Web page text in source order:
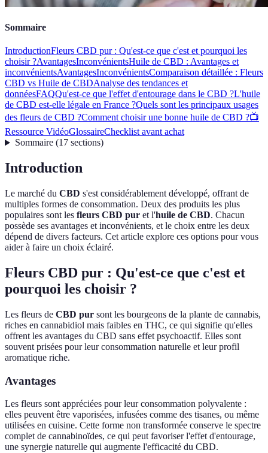
Sommaire
IntroductionFleurs CBD pur : Qu'est-ce que c'est et pourquoi les
choisir ?AvantagesInconvénientsHuile de CBD : Avantages et
inconvénientsAvantagesInconvénientsComparaison détaillée : Fleurs
CBD vs Huile de CBDAnalyse des tendances et
donnéesFAQQu'est-ce que l'effet d'entourage dans le CBD ?L'huile
de CBD est-elle légale en France ?Quels sont les principaux usages
des fleurs de CBD ?Comment choisir une bonne huile de CBD ?📺
Ressource VidéoGlossaireChecklist avant achat
Sommaire(17 sections)
Introduction
Le marché du CBD s'est considérablement développé, offrant de
multiples formes de consommation. Deux des produits les plus
populaires sont les fleurs CBD pur et l'huile de CBD. Chacun
possède ses avantages et inconvénients, et le choix entre les deux
dépend de divers facteurs. Cet article explore ces options pour vous
aider à faire un choix éclairé.
Fleurs CBD pur : Qu'est-ce que c'est et
pourquoi les choisir ?
Les fleurs de CBD pur sont les bourgeons de la plante de cannabis,
riches en cannabidiol mais faibles en THC, ce qui signifie qu'elles
offrent les avantages du CBD sans effet psychoactif. Elles sont
souvent prisées pour leur consommation naturelle et leur profil
aromatique riche.
Avantages
Les fleurs sont appréciées pour leur consommation polyvalente :
elles peuvent être vaporisées, infusées comme des tisanes, ou même
utilisées en cuisine. Cette forme non transformée conserve le spectre
complet de cannabinoïdes, ce qui peut favoriser l'effet d'entourage,
une synergie naturelle qui augmente l'efficacité du CBD.